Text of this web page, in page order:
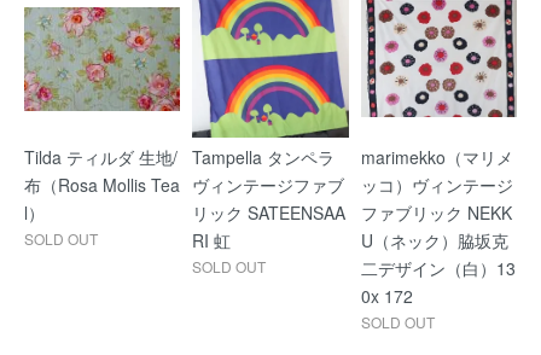
Tilda ティルダ 生地/
布（Rosa Mollis Tea
l）
SOLD OUT
Tampella タンペラ
ヴィンテージファブ
リック SATEENSAA
RI 虹
SOLD OUT
marimekko（マリメ
ッコ）ヴィンテージ
ファブリック NEKK
U（ネック）脇坂克
二デザイン（白）13
0x 172
SOLD OUT